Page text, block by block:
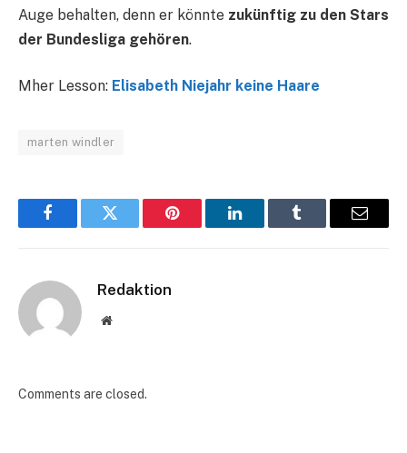
Auge behalten, denn er könnte zukünftig zu den Stars
der Bundesliga gehören.
Mher Lesson: Elisabeth Niejahr keine Haare
marten windler
FacebookTwitter Pinterest LinkedInTumblr Email
Redaktion
Website
Comments are closed.